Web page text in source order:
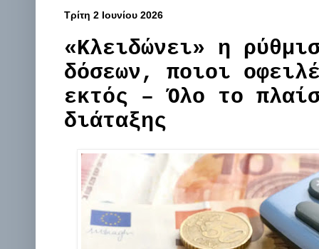
Τρίτη 2 Ιουνίου 2026
«Κλειδώνει» η
δόσεων, ποιοι
εκτός – Όλο το
διάταξης